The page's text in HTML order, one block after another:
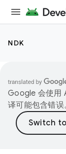
NDK
Google 会使用
译可能包含错误